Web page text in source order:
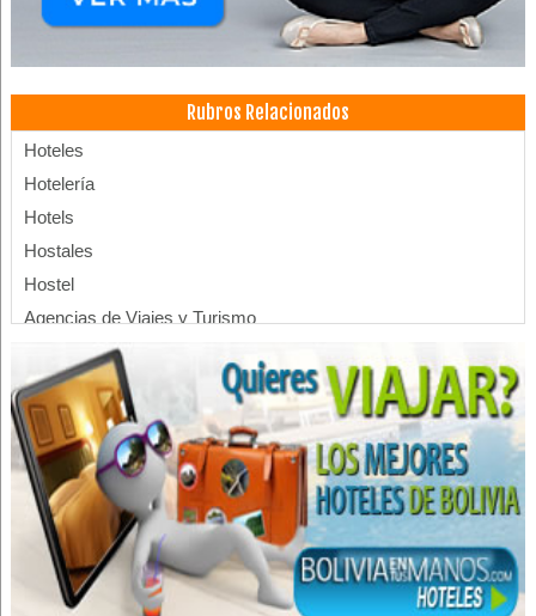
Rubros Relacionados
Hoteles
Hotelería
Hotels
Hostales
Hostel
Agencias de Viajes y Turismo
Operadora de Turismo
Operadores Turisticos
Turismo: Agencias de Viaje
Turismo
Viajes, Agencias de
Hospedajes